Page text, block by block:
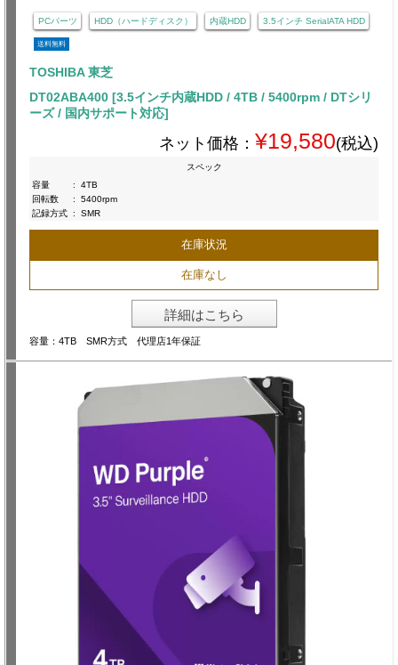
PCパーツ HDD（ハードディスク） 内蔵HDD 3.5インチ SerialATA HDD
送料無料
TOSHIBA 東芝
DT02ABA400 [3.5インチ内蔵HDD / 4TB / 5400rpm / DTシリ
ーズ / 国内サポート対応]
ネット価格： ¥19,580(税込)
スペック
容量
:
4TB
回転数
:
5400rpm
記録方式 : SMR
在庫状況
在庫なし
詳細はこちら
容量：4TB SMR方式 代理店1年保証